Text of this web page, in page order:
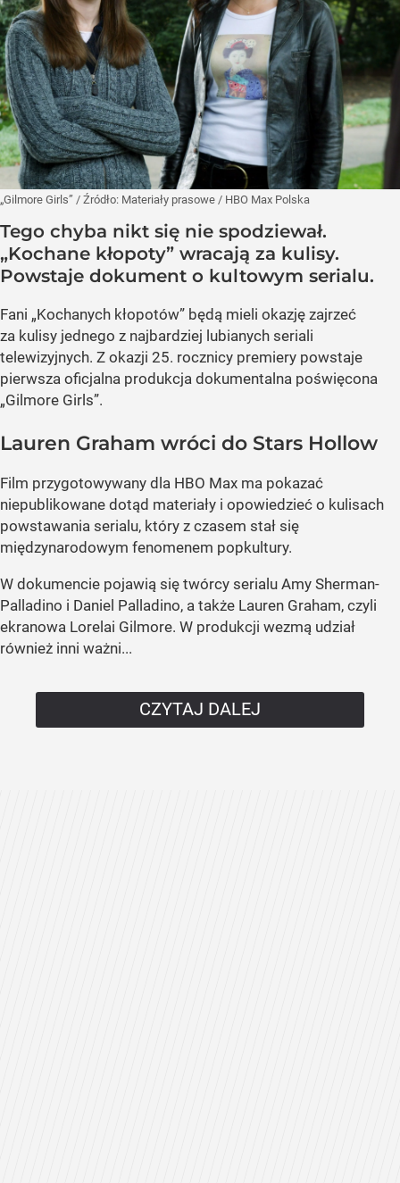
„Gilmore Girls” / Źródło: Materiały prasowe / HBO Max Polska
Tego chyba nikt się nie spodziewał.
„Kochane kłopoty” wracają za kulisy.
Powstaje dokument o kultowym serialu.
Fani „Kochanych kłopotów” będą mieli okazję zajrzeć
za kulisy jednego z najbardziej lubianych seriali
telewizyjnych. Z okazji 25. rocznicy premiery powstaje
pierwsza oficjalna produkcja dokumentalna poświęcona
„Gilmore Girls”.
Lauren Graham wróci do Stars Hollow
Film przygotowywany dla HBO Max ma pokazać
niepublikowane dotąd materiały i opowiedzieć o kulisach
powstawania serialu, który z czasem stał się
międzynarodowym fenomenem popkultury.
W dokumencie pojawią się twórcy serialu Amy Sherman-
Palladino i Daniel Palladino, a także Lauren Graham, czyli
ekranowa Lorelai Gilmore. W produkcji wezmą udział
również inni ważni...
CZYTAJ DALEJ